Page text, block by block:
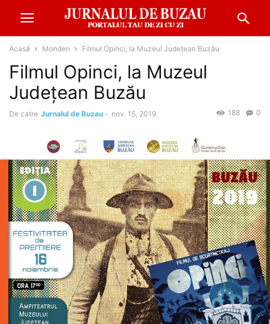
Acasă Monden Filmul Opinci, la Muzeul Județean Buzău
Filmul Opinci, la Muzeul
Județean Buzău
De catre Jurnalul de Buzau - nov. 15, 2019 0
188